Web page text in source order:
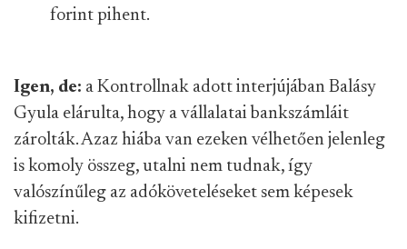
forint pihent.
Igen, de: a Kontrollnak adott interjújában Balásy
Gyula elárulta, hogy a vállalatai bankszámláit
zárolták. Azaz hiába van ezeken vélhetően jelenleg
is komoly összeg, utalni nem tudnak, így
valószínűleg az adóköveteléseket sem képesek
kifizetni.